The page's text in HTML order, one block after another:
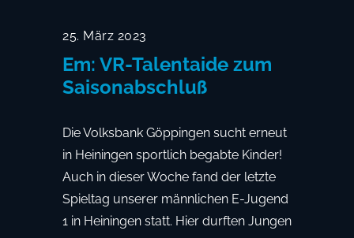
25. März 2023
Em: VR-Talentaide zum
Saisonabschluß
Die Volksbank Göppingen sucht erneut
in Heiningen sportlich begabte Kinder!
Auch in dieser Woche fand der letzte
Spieltag unserer männlichen E-Jugend
1 in Heiningen statt. Hier durften Jungen